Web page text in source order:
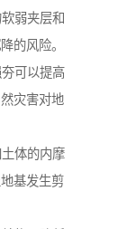
弱夹层和
的风险。
可以提高
灾害对地
体的内摩
基发生剪